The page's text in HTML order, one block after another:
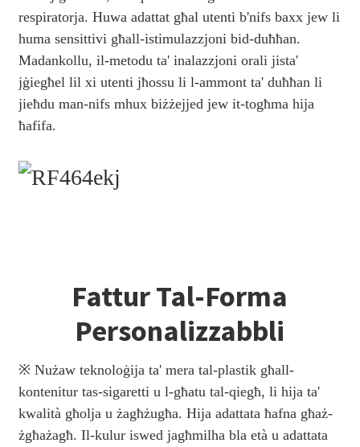
respiratorja. Huwa adattat għal utenti b'nifs baxx jew li
huma sensittivi għall-istimulazzjoni bid-duħħan.
Madankollu, il-metodu ta' inalazzjoni orali jista'
jġiegħel lil xi utenti jħossu li l-ammont ta' duħħan li
jieħdu man-nifs mhux biżżejjed jew it-togħma hija
ħafifa.
Fattur Tal-Forma
Personalizzabbli
※ Nużaw teknoloġija ta' mera tal-plastik għall-
kontenitur tas-sigaretti u l-għatu tal-qiegħ, li hija ta'
kwalità għolja u żagħżugħa. Hija adattata ħafna għaż-
żgħażagħ. Il-kulur iswed jagħmilha bla età u adattata